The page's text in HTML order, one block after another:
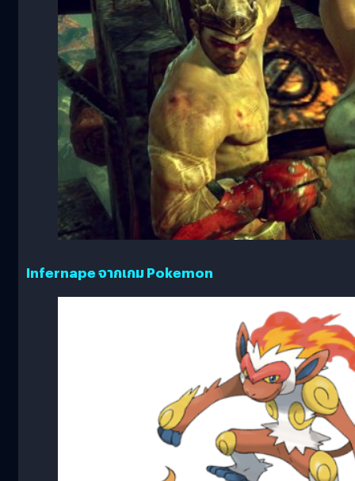
Infernape จากเกม Pokemon